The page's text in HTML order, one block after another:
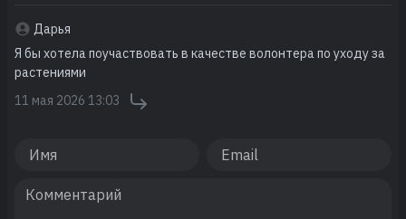
Дарья
Я бы хотела поучаствовать в качестве волонтера по уходу за
растениями
11 мая 2026 13:03